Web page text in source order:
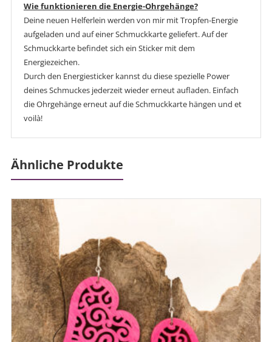
Wie funktionieren die Energie-Ohrgehänge?
Deine neuen Helferlein werden von mir mit Tropfen-Energie
aufgeladen und auf einer Schmuckkarte geliefert. Auf der
Schmuckkarte befindet sich ein Sticker mit dem
Energiezeichen.
Durch den Energiesticker kannst du diese spezielle Power
deines Schmuckes jederzeit wieder erneut aufladen. Einfach
die Ohrgehänge erneut auf die Schmuckkarte hängen und et
voilà!
Ähnliche Produkte